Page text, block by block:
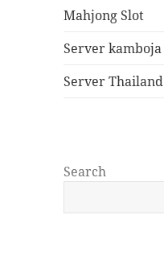
Mahjong Slot
Server kamboja
Server Thailand
Search